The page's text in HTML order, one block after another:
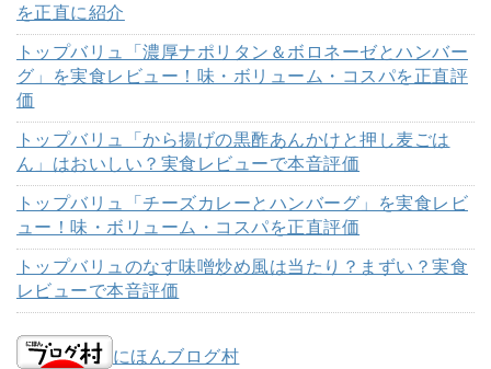
を正直に紹介
トップバリュ「濃厚ナポリタン＆ボロネーゼとハンバー
グ」を実食レビュー！味・ボリューム・コスパを正直評
価
トップバリュ「から揚げの黒酢あんかけと押し麦ごは
ん」はおいしい？実食レビューで本音評価
トップバリュ「チーズカレーとハンバーグ」を実食レビ
ュー！味・ボリューム・コスパを正直評価
トップバリュのなす味噌炒め風は当たり？まずい？実食
レビューで本音評価
にほんブログ村